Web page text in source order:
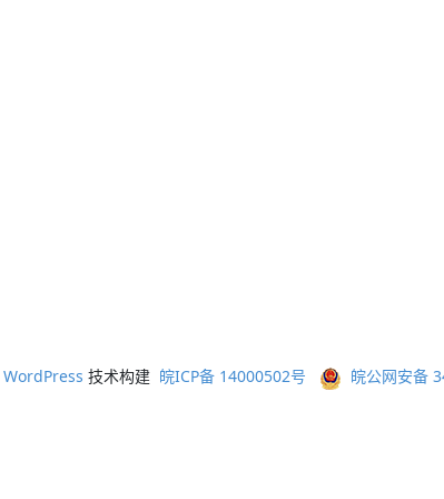
WordPress 技术构建 皖ICP备 14000502号 皖公网安备